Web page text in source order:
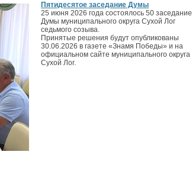
Пятидесятое заседание Думы
25 июня 2026 года состоялось 50 заседание
Думы муниципального округа Сухой Лог
седьмого созыва.
Принятые решения будут опубликованы
30.06.2026 в газете «Знамя Победы» и на
официальном сайте муниципального округа
Сухой Лог.